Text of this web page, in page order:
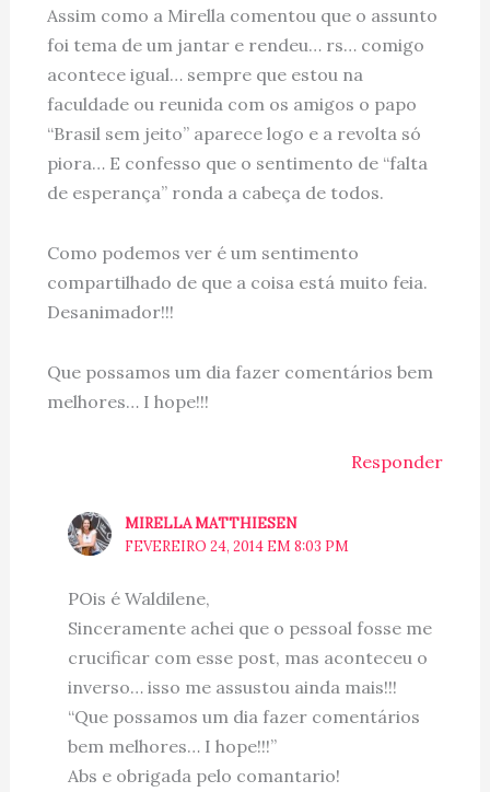
Assim como a Mirella comentou que o assunto
foi tema de um jantar e rendeu… rs… comigo
acontece igual… sempre que estou na
faculdade ou reunida com os amigos o papo
“Brasil sem jeito” aparece logo e a revolta só
piora… E confesso que o sentimento de “falta
de esperança” ronda a cabeça de todos.
Como podemos ver é um sentimento
compartilhado de que a coisa está muito feia.
Desanimador!!!
Que possamos um dia fazer comentários bem
melhores… I hope!!!
Responder
MIRELLA MATTHIESEN
FEVEREIRO 24, 2014 EM 8:03 PM
POis é Waldilene,
Sinceramente achei que o pessoal fosse me
crucificar com esse post, mas aconteceu o
inverso… isso me assustou ainda mais!!!
“Que possamos um dia fazer comentários
bem melhores… I hope!!!”
Abs e obrigada pelo comantario!